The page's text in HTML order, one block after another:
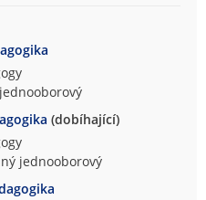
(dobíhající)
jednooborový